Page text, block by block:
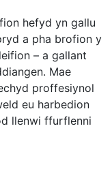
hefyd yn gallu
a pha brofion y
– a gallant
Mae
proffesiynol
eu harbedion
llenwi ffurflenni